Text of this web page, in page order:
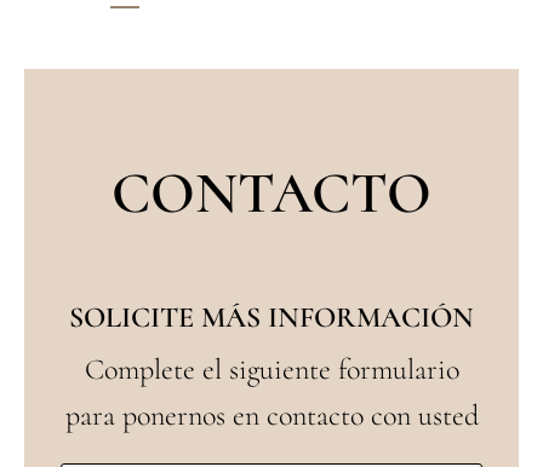
CONTACTO
SOLICITE MÁS INFORMACIÓN
Complete el siguiente formulario
para ponernos en contacto con usted